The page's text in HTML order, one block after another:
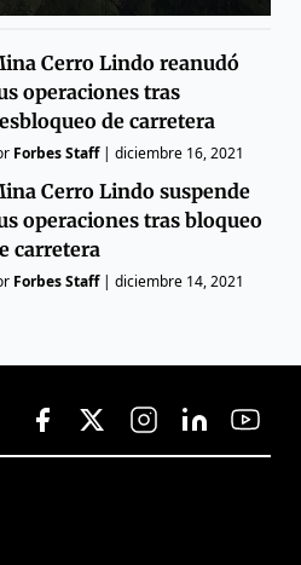
Cerro Lindo reanudó
operaciones tras
de carretera
Forbes Staff|diciembre 16, 2021
Cerro Lindo suspende
operaciones tras bloqueo
carretera
Forbes Staff|diciembre 14, 2021